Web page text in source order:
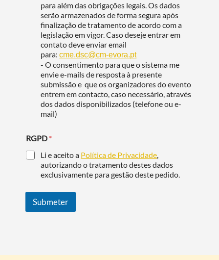
para além das obrigações legais. Os dados
serão armazenados de forma segura após
finalização de tratamento de acordo com a
legislação em vigor. Caso deseje entrar em
contato deve enviar email
para:cme.dsc@cm-evora.pt
- O consentimento para que o sistema me
envie e-mails de resposta à presente
submissão e que os organizadores do evento
entrem em contacto, caso necessário, através
dos dados disponibilizados (telefone ou e-
mail)
RGPD *
Li e aceito a Política de Privacidade
autorizando o tratamento destes dados
exclusivamente para gestão deste pedido.
Submeter